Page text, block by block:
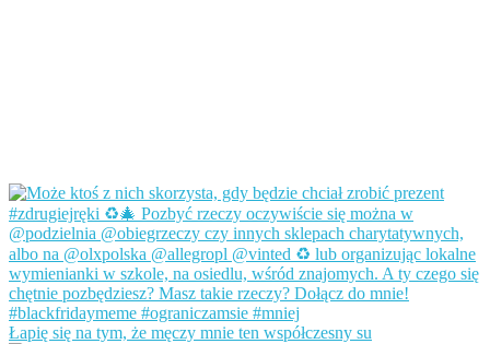
Łapię się na tym, że męczy mnie ten współczesny su